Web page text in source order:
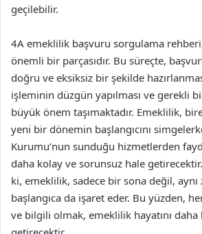
geçilebilir.
4A emeklilik başvuru sorgulama
önemli bir parçasıdır. Bu süreçte,
doğru ve eksiksiz bir şekilde
işleminin düzgün yapılması ve gerekli
büyük önem taşımaktadır. Emeklilik,
yeni bir dönemin başlangıcını
Kurumu’nun sunduğu hizmetlerden
daha kolay ve sorunsuz hale
ki, emeklilik, sadece bir sona değil,
başlangıca da işaret eder. Bu yüzden,
ve bilgili olmak, emeklilik hayatını